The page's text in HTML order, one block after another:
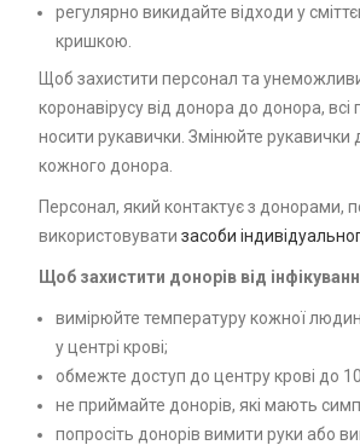
регулярно викидайте відходи у
кришкою.
Щоб захистити персонал та
коронавірусу від донора до донора,
носити рукавички. Змінюйте рукавички
кожного донора.
Персонал, який контактує з донорами,
використовувати засоби
Щоб захистити донорів від
вимірюйте температуру кожної
у центрі крові;
обмежте доступ до центру крові до 10
не приймайте донорів, які мають
попросіть донорів вимити руки або